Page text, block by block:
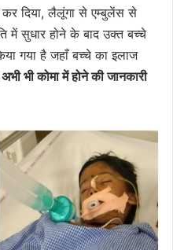
कर दिया, लैलूंगा से एम्बुलेंस से
में सुधार होने के बाद उक्त बच्चे
गया है जहाँ बच्चे का इलाज
भी कोमा में होने की जानकारी